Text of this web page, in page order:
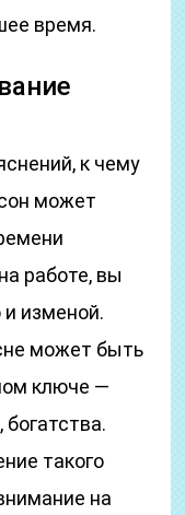
время.
к чему
может
работе, вы
изменой.
может быть
ключе —
такого
на